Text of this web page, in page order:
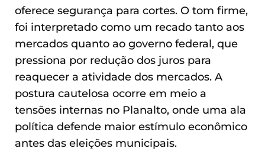
oferece segurança para cortes. O tom firme,
foi interpretado como um recado tanto aos
mercados quanto ao governo federal, que
pressiona por redução dos juros para
reaquecer a atividade dos mercados. A
postura cautelosa ocorre em meio a
tensões internas no Planalto, onde uma ala
política defende maior estímulo econômico
antes das eleições municipais.